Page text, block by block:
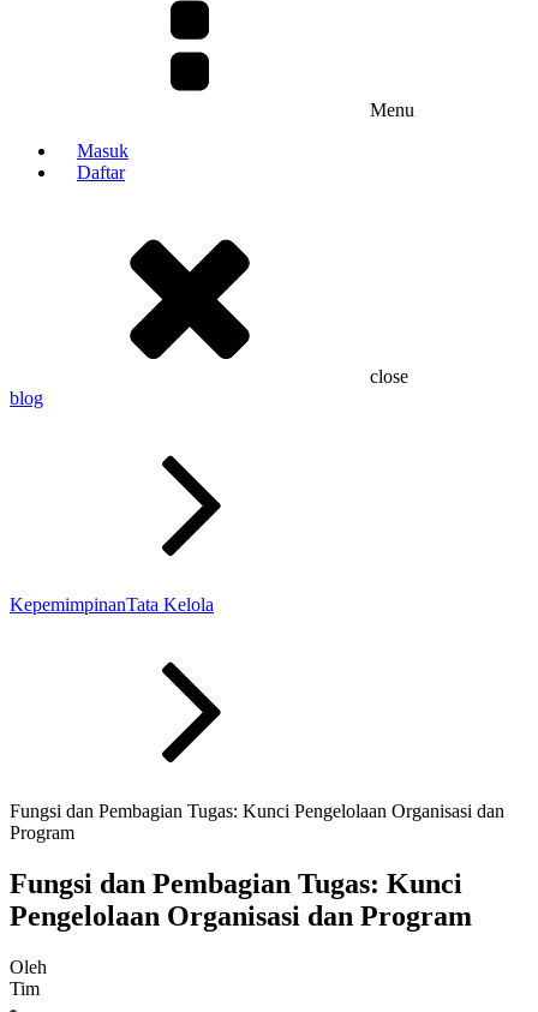
Menu
Masuk
Daftar
close
blog
KepemimpinanTata Kelola
Fungsi dan Pembagian Tugas: Kunci Pengelolaan Organisasi dan
Program
Fungsi dan Pembagian Tugas: Kunci
Pengelolaan Organisasi dan Program
Oleh
Tim